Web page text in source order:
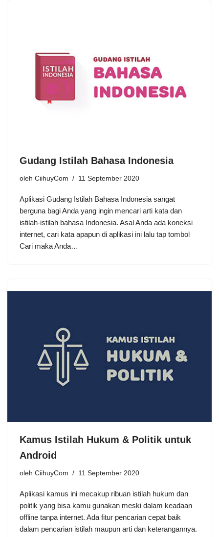
Gudang Istilah Bahasa Indonesia
oleh CiihuyCom 11 September 2020
Aplikasi Gudang Istilah Bahasa Indonesia sangat
berguna bagi Anda yang ingin mencari arti kata dan
istilah-istilah bahasa Indonesia. Asal Anda ada koneksi
internet, cari kata apapun di aplikasi ini lalu tap tombol
Cari maka Anda…
Kamus Istilah Hukum & Politik untuk
Android
oleh CiihuyCom 11 September 2020
Aplikasi kamus ini mecakup ribuan istilah hukum dan
politik yang bisa kamu gunakan meski dalam keadaan
offline tanpa internet. Ada fitur pencarian cepat baik
dalam pencarian istilah maupun arti dan keterangannya.